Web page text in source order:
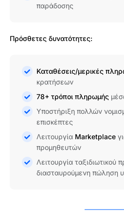
παράδοσης
Πρόσθετες δυνατότητες:
Καταθέσεις/μερικές
κρατήσεων
78+ τρόποι πληρωμής
Υποστήριξη πολλών
επισκέπτες
Λειτουργία Marketplace
προμηθευτών
Λειτουργία ταξιδιωτικού
διασταυρούμενη πώληση